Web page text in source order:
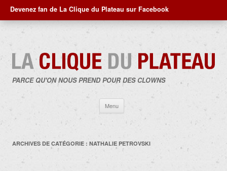
Devenez fan de La Clique du Plateau sur Facebook
PARCE QU'ON NOUS PREND POUR DES CLOWNS
Menu
contenu
ARCHIVES DE CATÉGORIE : NATHALIE PETROVSKI